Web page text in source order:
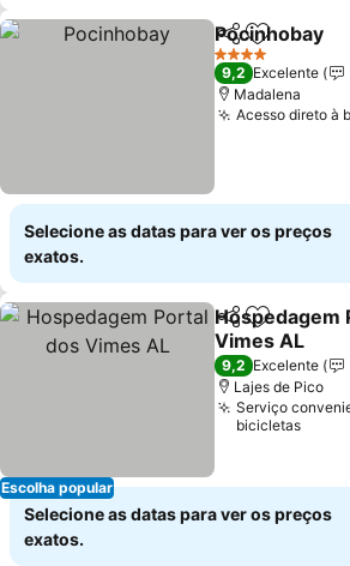
PartilharAdicionar
Pocinhobay
4 Estrelas
9,2 Excelente
Madalena
Acesso direto à
Selecione as datas para ver os preços
exatos.
Escolha popular
PartilharAdicionar
Hospedagem
Vimes AL
Ver preços
9,2 Excelente
Lajes de Pico
Serviço
bicicletas
Selecione as datas para ver os preços
exatos.